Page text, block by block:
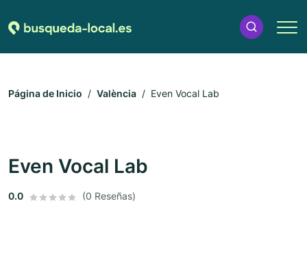
Página de Inicio València Even Vocal Lab
Even Vocal Lab
0.0 (0 Reseñas)